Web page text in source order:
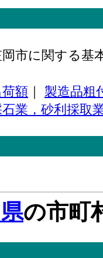
･事業所数
･従業者数
･現金給与総
･製造品出荷
固定資産年末現
ク･事業所数
作所、製造所
ク･従業者数[人
無給家族従業
に従事する者
製造業 の燃料
ク･製造品出荷
ク･粗付加価値
岡市に関する基
額 ｜ 製造品粗
業，砂利採取